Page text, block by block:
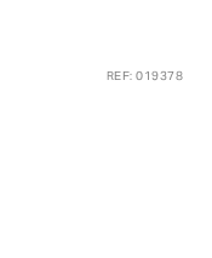
REF:019378